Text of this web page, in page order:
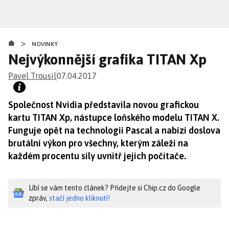
obsahu
> NOVINKY
Nejvýkonnější grafika TITAN Xp
Pavel Trousil07.04.2017
Společnost Nvidia představila novou grafickou
kartu TITAN Xp, nástupce loňského modelu TITAN X.
Funguje opět na technologii Pascal a nabízí doslova
brutální výkon pro všechny, kterým záleží na
každém procentu síly uvnitř jejich počítače.
Líbí se vám tento článek? Přidejte si Chip.cz do Google
zpráv, stačí jedno kliknutí!